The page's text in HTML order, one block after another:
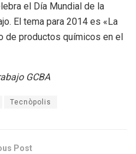
el Día Mundial de la
El tema para 2014 es «La
de productos químicos en el
GCBA
Tecnòpolis
Post